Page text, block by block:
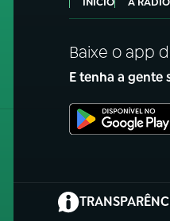
Baixe o app
E tenha a gente
(abre em nova